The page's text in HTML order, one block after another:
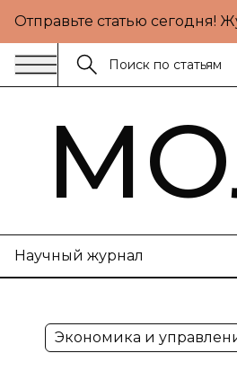
Отправьте статью сегодня!
Научный журнал
Экономика и